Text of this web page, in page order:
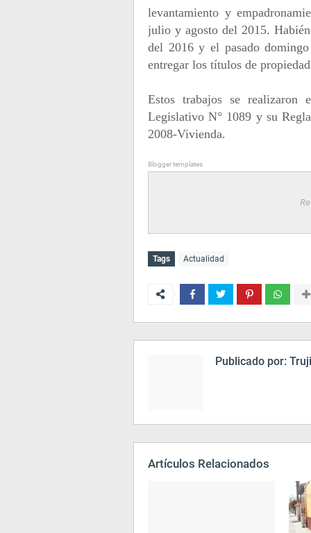
levantamiento y
julio y agosto del 2015.
del 2016 y el pasado
entregar los títulos de
Estos trabajos se
Legislativo N° 1089 y su
2008-Vivienda.
Blogger templates
Tags Actualidad
Publicado por:
Artículos Relacionados